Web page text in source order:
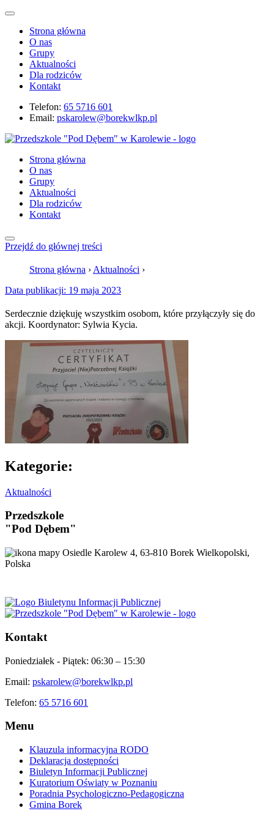
Strona główna
O nas
Grupy
Aktualności
Dla rodziców
Kontakt
Telefon: 65 5716 601
Email: pskarolew@borekwlkp.pl
Strona główna
O nas
Grupy
Aktualności
Dla rodziców
Kontakt
Przejdź do głównej treści
Strona główna › Aktualności ›
Data publikacji: 19 maja 2023
Serdecznie dziękuję wszystkim osobom, które przyłączyły się do
akcji. Koordynator: Sylwia Kycia.
Kategorie:
Aktualności
Przedszkole
"Pod Dębem"
Osiedle Karolew 4, 63-810 Borek Wielkopolski,
Polska
Kontakt
Poniedziałek - Piątek: 06:30 – 15:30
Email: pskarolew@borekwlkp.pl
Telefon: 65 5716 601
Menu
Klauzula informacyjna RODO
Deklaracja dostępności
Biuletyn Informacji Publicznej
Kuratorium Oświaty w Poznaniu
Poradnia Psychologiczno-Pedagogiczna
Gmina Borek